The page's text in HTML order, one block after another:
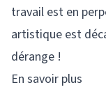
travail est en
artistique est
dérange !
En savoir plus